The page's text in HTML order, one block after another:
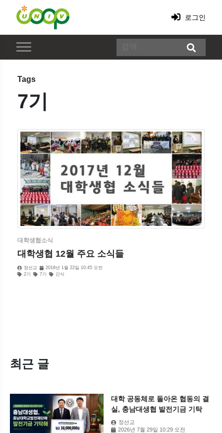
로그인
Tags
7기
대학생협소식
대학생협 12월 주요 소식들
정선교
2018년 1월 22일 10:45 오전
2기
7기 간식
최근 글
대학 공동체로 돌아온 협동의 결
실, 충남대생협 발전기금 기탁
정선교
2026년 7월 29일 10:29 오전